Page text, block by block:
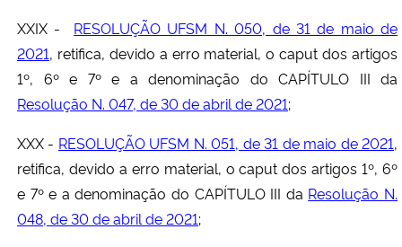
XXIX - RESOLUÇÃO UFSM N. 050, de 31 de maio de
2021, retifica, devido a erro material, o caput dos artigos
1º, 6º e 7º e a denominação do CAPÍTULO III da
Resolução N. 047, de 30 de abril de 2021;
XXX - RESOLUÇÃO UFSM N. 051, de 31 de maio de 2021,
retifica, devido a erro material, o caput dos artigos 1º, 6º
e 7º e a denominação do CAPÍTULO III da Resolução N.
048, de 30 de abril de 2021;